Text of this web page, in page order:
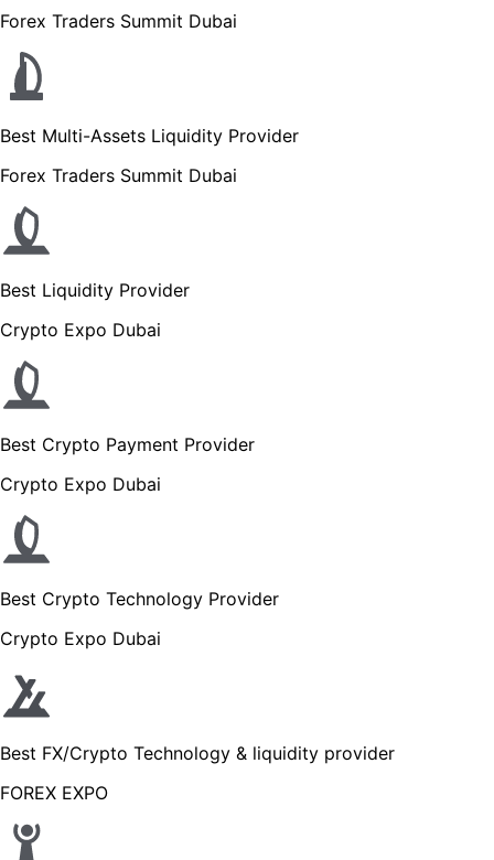
Forex Traders Summit Dubai
Best Multi-Assets Liquidity Provider
Forex Traders Summit Dubai
Best Liquidity Provider
Crypto Expo Dubai
Best Crypto Payment Provider
Crypto Expo Dubai
Best Crypto Technology Provider
Crypto Expo Dubai
Best FX/Crypto Technology & liquidity provider
FOREX EXPO